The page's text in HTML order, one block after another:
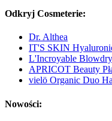
Odkryj Cosmeterie:
Dr. Althea
IT'S SKIN
L'Incroyable
APRICOT Beauty
vielö Organic Duo
Nowości: